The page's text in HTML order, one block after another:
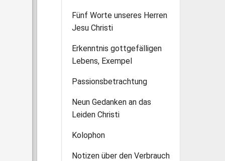
Fünf Worte unseres Herren
Jesu Christi
Erkenntnis gottgefälligen
Lebens, Exempel
Passionsbetrachtung
Neun Gedanken an das
Leiden Christi
Kolophon
Notizen über den Verbrauch